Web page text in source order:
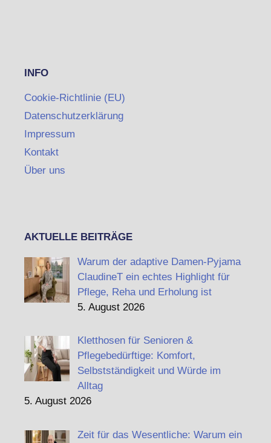
INFO
Cookie-Richtlinie (EU)
Datenschutzerklärung
Impressum
Kontakt
Über uns
AKTUELLE BEITRÄGE
Warum der adaptive Damen-Pyjama
ClaudineT ein echtes Highlight für
Pflege, Reha und Erholung ist
5. August 2026
Kletthosen für Senioren &
Pflegebedürftige: Komfort,
Selbstständigkeit und Würde im
Alltag
5. August 2026
Zeit für das Wesentliche: Warum ein